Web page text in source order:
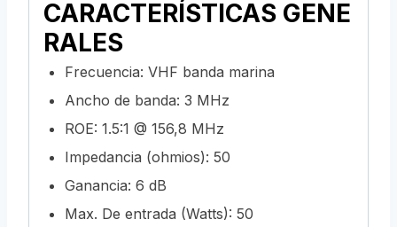
CARACTERÍSTICAS GENE
RALES
Frecuencia: VHF banda marina
Ancho de banda: 3 MHz
ROE: 1.5:1 @ 156,8 MHz
Impedancia (ohmios): 50
Ganancia: 6 dB
Max. De entrada (Watts): 50